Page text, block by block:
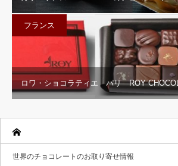
フランス
ロワ・ショコラティエ パリ ROY
世界のチョコレートのお取り寄せ情報